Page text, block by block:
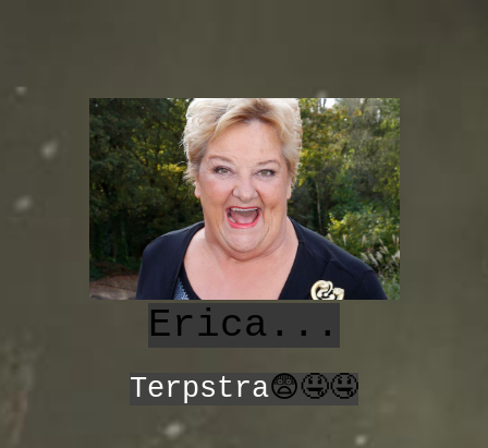
Erica...
Terpstra😨🤤🤤